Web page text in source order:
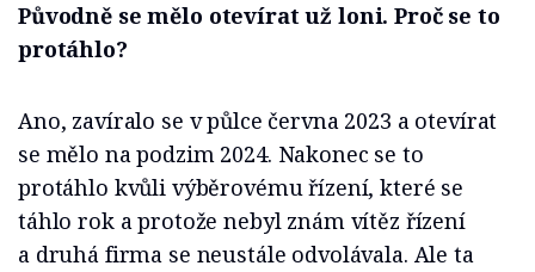
Původně se mělo otevírat už loni. Proč se to
protáhlo?
Ano, zavíralo se v půlce června 2023 a otevírat
se mělo na podzim 2024. Nakonec se to
protáhlo kvůli výběrovému řízení, které se
táhlo rok a protože nebyl znám vítěz řízení
a druhá firma se neustále odvolávala. Ale ta